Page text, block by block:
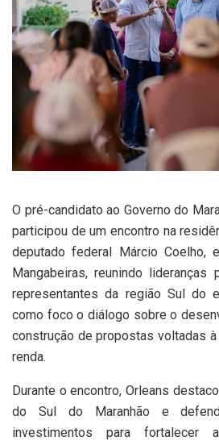
O pré-candidato ao Governo do
participou de um encontro na
deputado federal Márcio Coelho,
Mangabeiras, reunindo lideranças
representantes da região Sul do
como foco o diálogo sobre o
construção de propostas voltadas
renda.
Durante o encontro, Orleans
do Sul do Maranhão e
investimentos para fortalecer